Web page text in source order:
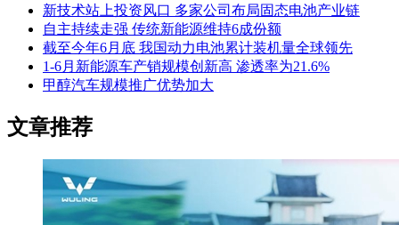
新技术站上投资风口 多家公司布局固态电池产业链
自主持续走强 传统新能源维持6成份额
截至今年6月底 我国动力电池累计装机量全球领先
1-6月新能源车产销规模创新高 渗透率为21.6%
甲醇汽车规模推广优势加大
文章推荐